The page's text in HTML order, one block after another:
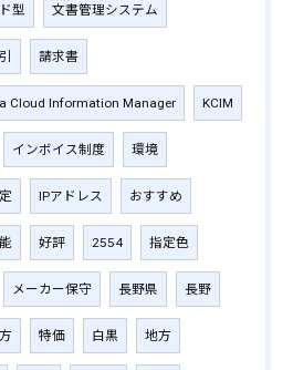
型 文書管理システム
請求書
Cloud Information Manager KCIM
インボイス制度 環境
IPアドレス おすすめ
好評 2554 指定色
メーカー保守 長野県 長野
特価 白黒 地方